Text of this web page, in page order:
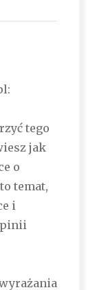
tego
jak
o
temat,
i